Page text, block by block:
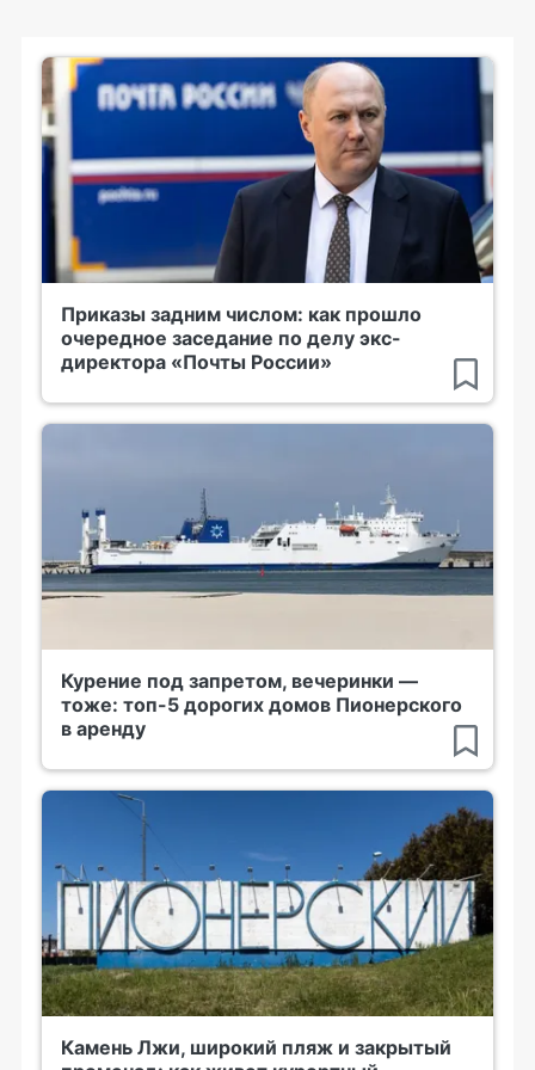
Приказы задним числом: как прошло
очередное заседание по делу экс-
директора «Почты России»
Курение под запретом, вечеринки —
тоже: топ-5 дорогих домов Пионерского
в аренду
Камень Лжи, широкий пляж и закрытый